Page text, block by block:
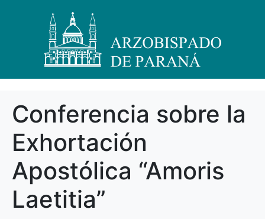
Conferencia sobre la
Exhortación
Apostólica “Amoris
Laetitia”